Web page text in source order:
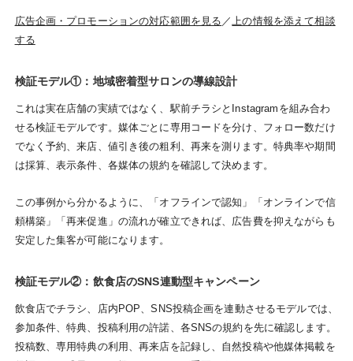
広告企画・プロモーションの対応範囲を見る ／上の情報を添えて相談
する
検証モデル①：地域密着型サロンの導線設計
これは実在店舗の実績ではなく、駅前チラシとInstagramを組み合わ
せる検証モデルです。媒体ごとに専用コードを分け、フォロー数だけ
でなく予約、来店、値引き後の粗利、再来を測ります。特典率や期間
は採算、表示条件、各媒体の規約を確認して決めます。
この事例から分かるように、「オフラインで認知」「オンラインで信
頼構築」「再来促進」の流れが確立できれば、広告費を抑えながらも
安定した集客が可能になります。
検証モデル②：飲食店のSNS連動型キャンペーン
飲食店でチラシ、店内POP、SNS投稿企画を連動させるモデルでは、
参加条件、特典、投稿利用の許諾、各SNSの規約を先に確認します。
投稿数、専用特典の利用、再来店を記録し、自然投稿や他媒体掲載を